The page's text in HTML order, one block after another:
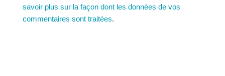
savoir plus sur la façon dont les données de vos
commentaires sont traitées.